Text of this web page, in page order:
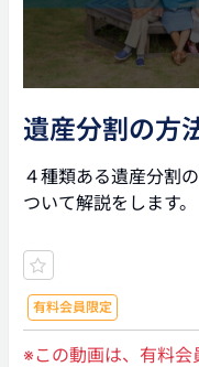
遺産分割の方
４種類ある遺産分割
ついて解説をします。
有料会員限定
※この動画は、有料